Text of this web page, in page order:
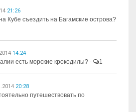
21:26
Кубе съездить на Багамские острова?
14:24
есть морские крокодилы? - 1
20:28
путешествовать по